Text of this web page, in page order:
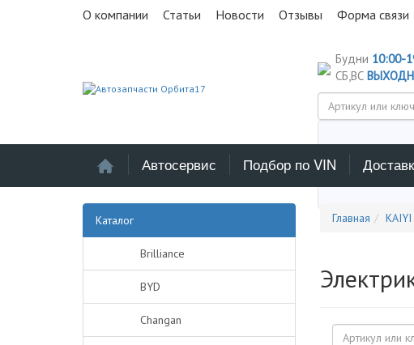
О компании Статьи Новости Отзывы Форма связи
Будни 10:00-
СБ,ВС
Выберите
Автосервис Подбор по VIN
Каталог
Brilliance
BYD
Changan
Главная KAIYI